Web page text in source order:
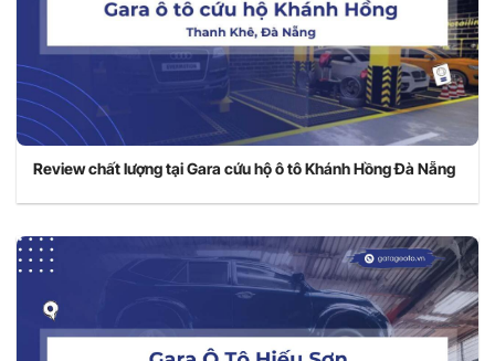
Review chất lượng tại Gara cứu hộ ô tô Khánh Hồng Đà Nẵng